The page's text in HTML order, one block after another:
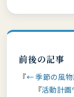
前後の記事
← 季節の風
活動計